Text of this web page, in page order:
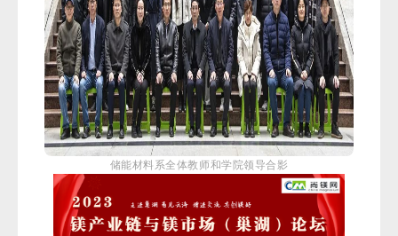
储能材料系全体教师和学院领导合影